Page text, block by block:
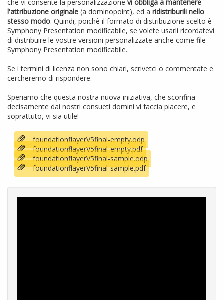
che vi consente la personalizzazione vi obbliga a mantenere
l'attribuzione originale (a dominopoint), ed a ridistriburili nello
stesso modo. Quindi, poichè il formato di distribuzione scelto è
Symphony Presentation modificabile, se volete usarli ricordatevi
di distribuire le vostre versioni personalizzate anche come file
Symphony Presentation modificabile.
Se i termini di licenza non sono chiari, scrivetci o commentate e
cercheremo di rispondere.
Speriamo che questa nostra nuova iniziativa, che sconfina
decisamente dai nostri consueti domini vi faccia piacere, e
soprattuto, vi sia utile!
foundationflayerV5final-empty.odp
foundationflayerV5final-empty.pdf
foundationflayerV5final-sample.odp
foundationflayerV5final-sample.pdf